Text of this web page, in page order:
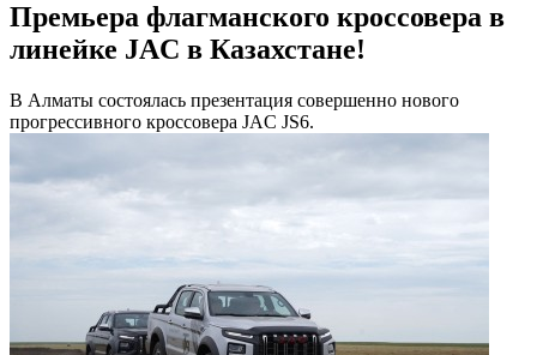
Премьера флагманского кроссовера в
линейке JAC в Казахстане!
В Алматы состоялась презентация совершенно нового
прогрессивного кроссовера JAC JS6.